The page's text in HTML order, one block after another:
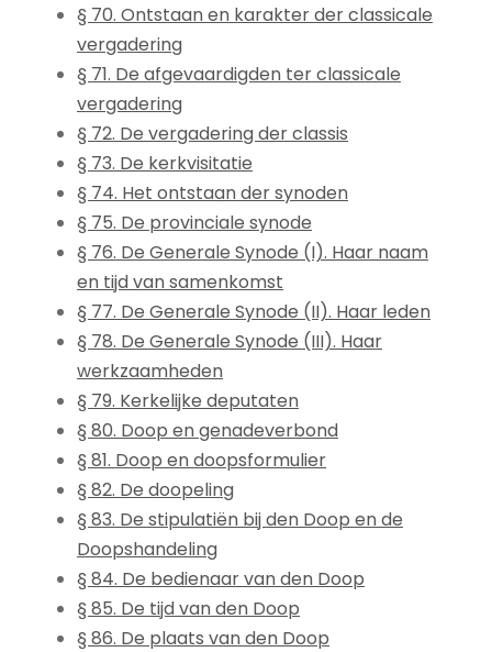
§ 70. Ontstaan en karakter der classicale
vergadering
§ 71. De afgevaardigden ter classicale
vergadering
§ 72. De vergadering der classis
§ 73. De kerkvisitatie
§ 74. Het ontstaan der synoden
§ 75. De provinciale synode
§ 76. De Generale Synode (I). Haar naam
en tijd van samenkomst
§ 77. De Generale Synode (II). Haar leden
§ 78. De Generale Synode (III). Haar
werkzaamheden
§ 79. Kerkelijke deputaten
§ 80. Doop en genadeverbond
§ 81. Doop en doopsformulier
§ 82. De doopeling
§ 83. De stipulatiën bij den Doop en de
Doopshandeling
§ 84. De bedienaar van den Doop
§ 85. De tijd van den Doop
§ 86. De plaats van den Doop